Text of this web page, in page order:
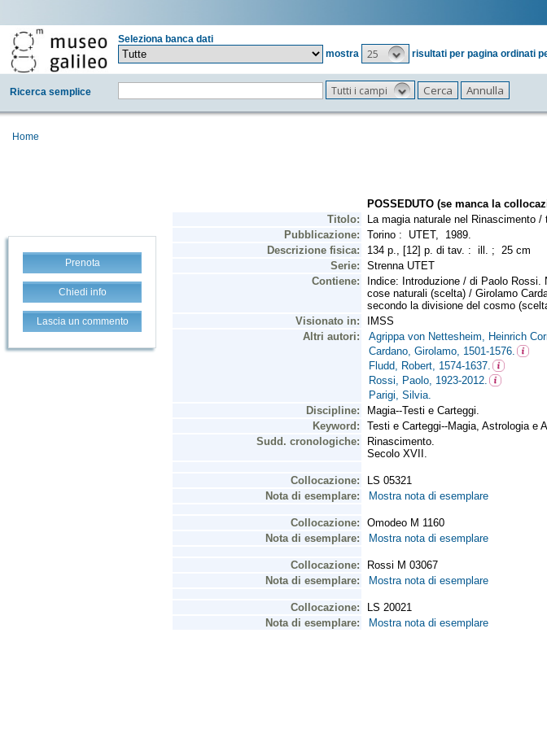
Seleziona banca dati
mostra
25 risultati per pagina ordinati
Ricerca semplice Tutti i campi
Home
Prenota
Chiedi info
Lascia un commento